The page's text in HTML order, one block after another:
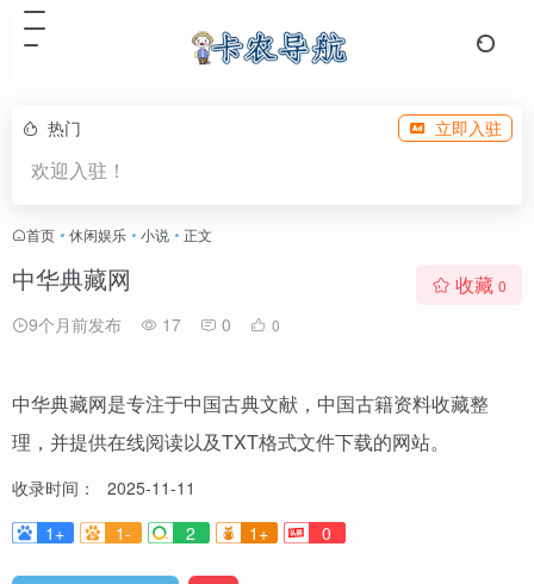
热门 立即入驻
欢迎入驻！
首页 • 休闲娱乐 • 小说 • 正文
中华典藏网
9个月前发布 17 0 0
收藏 0
中华典藏网是专注于中国古典文献，中国古籍资料收藏整
理，并提供在线阅读以及TXT格式文件下载的网站。
收录时间：
2025-11-11
1+
1- 2 1+ 0